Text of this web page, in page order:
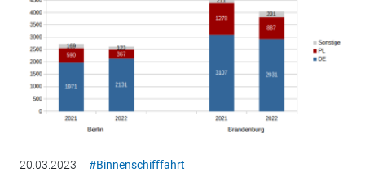
20.03.2023 #Binnenschifffahrt